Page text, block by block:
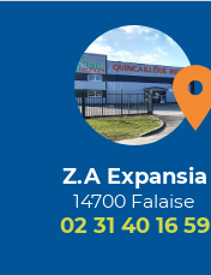
Z.A Expansia
14700 Falaise
02 31 40 16 59